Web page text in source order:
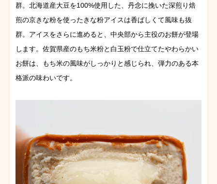
群。北海道産大豆を100%使用した、丹念に挽いた深煎り焙
煎の京きな粉を使ったきな粉アイスは香ばしくて風味も抜
群。アイスをさらに進めると、中央部から主役のお餅が登場
します。佐賀県産のもち米粉と白玉粉で仕立てたやわらかい
お餅は、もち米の風味がしっかりと感じられ、弾力のある本
格派の味わいです。